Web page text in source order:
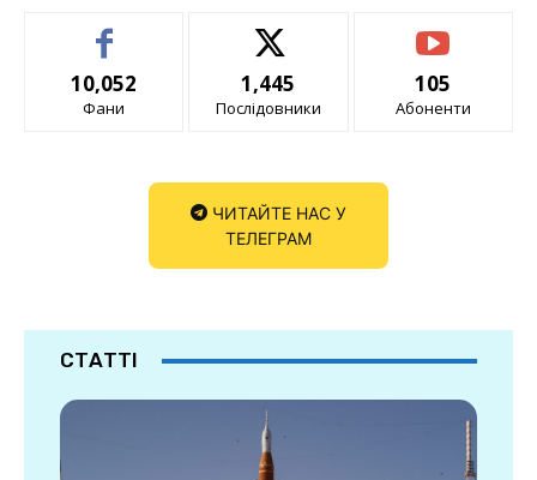
10,052
Фани
1,445
Послідовники
105
Абоненти
ЧИТАЙТЕ НАС У
ТЕЛЕГРАМ
СТАТТІ